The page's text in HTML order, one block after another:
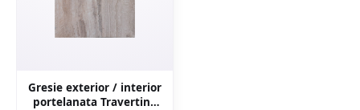
Gresie exterior / interior
portelanata Travertino